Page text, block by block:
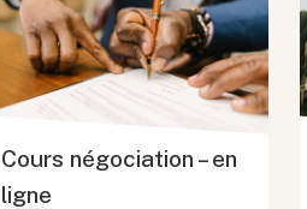
Cours négociation – en
ligne